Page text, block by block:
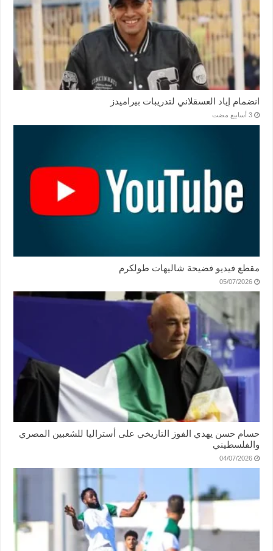
انضمام إياد العسقلاني لتدريبات بيراميدز
‏3 أسابيع مضت
مقطع فيديو فضيحة شاليهات طولكرم
05/07/2026
حسام حسن يهدي الفوز التاريخي على أستراليا للشعبين المصري
والفلسطيني
04/07/2026